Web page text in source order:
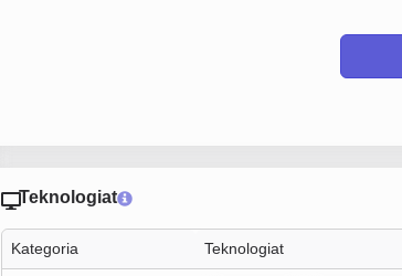
Teknologiat
Kategoria Teknologiat